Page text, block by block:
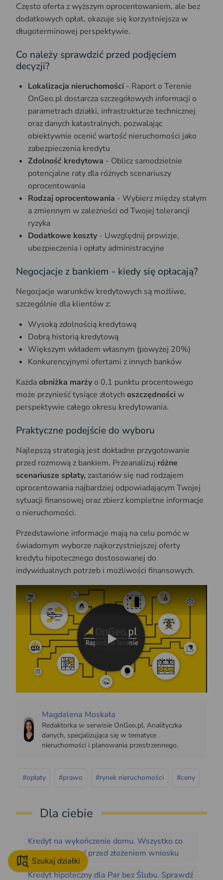
Często oferta z wyższym oprocentowaniem, ale bez
dodatkowych opłat, okazuje się korzystniejsza w
długoterminowej perspektywie.
Co należy sprawdzić przed podjęciem
decyzji?
Lokalizacja nieruchomości - Raport o Terenie
OnGeo.pl dostarcza szczegółowych informacji o
parametrach działki, infrastrukturze technicznej
oraz danych katastralnych, pozwalając
obiektywnie ocenić wartość nieruchomości jako
zabezpieczenia kredytu
Zdolność kredytowa - Oblicz samodzielnie
potencjalne raty dla różnych scenariuszy
oprocentowania
Rodzaj oprocentowania - Wybierz między stałym
a zmiennym w zależności od Twojej tolerancji
ryzyka
Dodatkowe koszty- Uwzględnij prowizje,
ubezpieczenia i opłaty administracyjne
Negocjacje z bankiem - kiedy się opłacają?
Negocjacje warunków kredytowych są możliwe,
szczególnie dla klientów z:
Wysoką zdolnością kredytową
Dobrą historią kredytową
Większym wkładem własnym (powyżej 20%)
Konkurencyjnymi ofertami z innych banków
Każdaobniżka marżyo 0,1 punktu procentowego
może przynieść tysiące złotych oszczędności w
perspektywie całego okresu kredytowania.
Praktyczne podejście do wyboru
Najlepszą strategią jest dokładne przygotowanie
przed rozmową z bankiem. Przeanalizuj różne
scenariusze spłaty, zastanów się nad rodzajem
oprocentowania najbardziej odpowiadającym Twojej
sytuacji finansowej oraz zbierz kompletne informacje
o nieruchomości.
Przedstawione informacje mają na celu pomóc w
świadomym wyborze najkorzystniejszej oferty
kredytu hipotecznego dostosowanej do
indywidualnych potrzeb i możliwości finansowych.
Play
Magdalena Moskała
Redaktorka w serwisie OnGeo.pl. Analityczka
danych, specjalizująca się w tematyce
nieruchomości i planowania przestrzennego.
#opłaty #prawo #rynek nieruchomości #ceny
Dla ciebie
Kredyt na wykończenie domu. Wszystko co
musisz wiedzieć przed złożeniem wniosku
Kredyt hipoteczny dla Par bez Ślubu. Sprawdź
Szukaj działki